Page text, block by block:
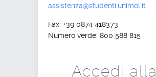
assistenza@studenti.unimol.it
Fax: +39 0874 418373
Numero verde: 800 588 815
Accedi alla